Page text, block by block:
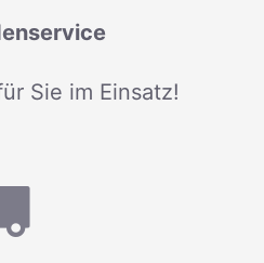
Sie im Einsatz!